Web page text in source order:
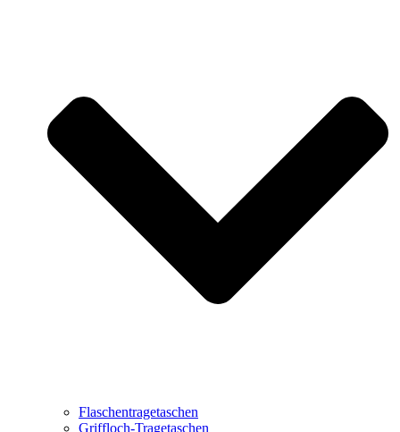
Flaschentragetaschen
Griffloch-Tragetaschen